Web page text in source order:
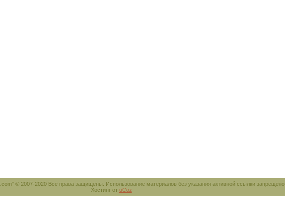
© 2007-2020 Все права защищены. Использование материалов без указания активной ссылки запрещено.
Хостинг от uCoz